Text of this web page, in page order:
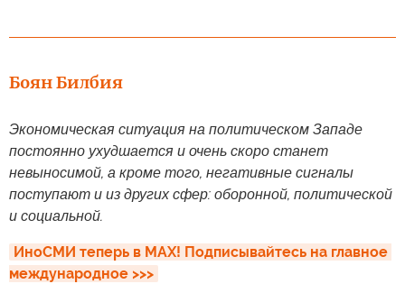
Боян Билбия
Экономическая ситуация на политическом Западе
постоянно ухудшается и очень скоро станет
невыносимой, а кроме того, негативные сигналы
поступают и из других сфер: оборонной, политической
и социальной.
ИноСМИ теперь в MAX! Подписывайтесь на главное
международное >>>